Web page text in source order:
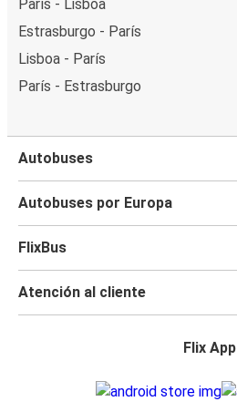
París - Lisboa
Estrasburgo - París
Lisboa - París
París - Estrasburgo
Autobuses
Autobuses por Europa
FlixBus
Atención al cliente
Flix App